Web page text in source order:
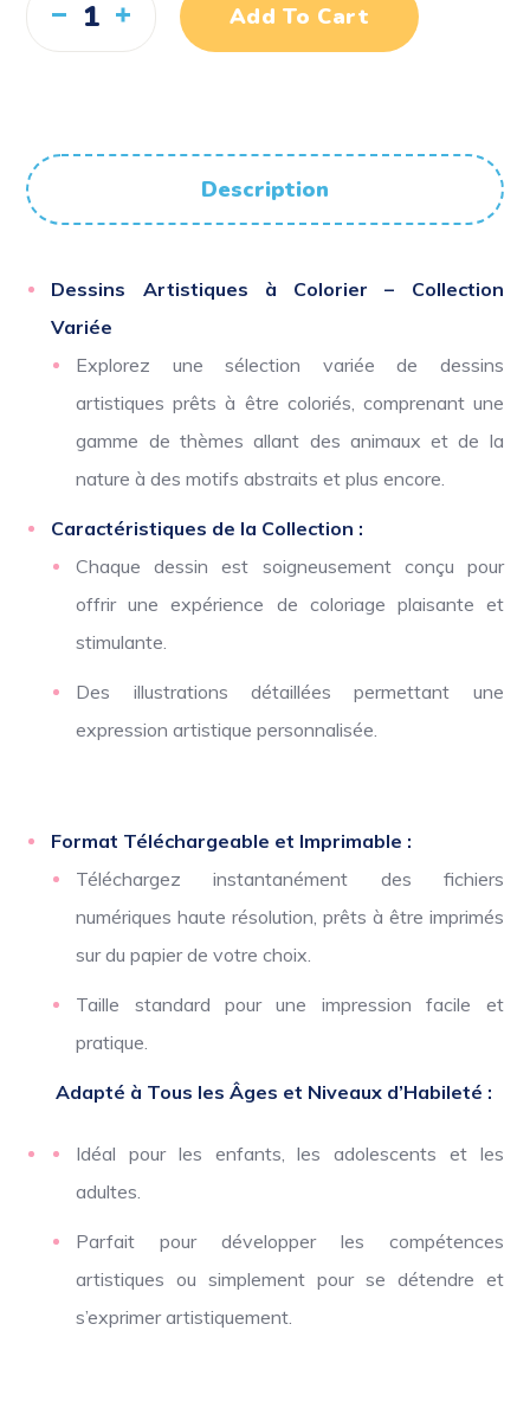
Add To Cart
Description
Dessins Artistiques à Colorier – Collection
Variée
Explorez une sélection variée de dessins
artistiques prêts à être coloriés, comprenant une
gamme de thèmes allant des animaux et de la
nature à des motifs abstraits et plus encore.
Caractéristiques de la Collection :
Chaque dessin est soigneusement conçu pour
offrir une expérience de coloriage plaisante et
stimulante.
Des illustrations détaillées permettant une
expression artistique personnalisée.
Format Téléchargeable et Imprimable :
Téléchargez instantanément des fichiers
numériques haute résolution, prêts à être imprimés
sur du papier de votre choix.
Taille standard pour une impression facile et
pratique.
Adapté à Tous les Âges et Niveaux d’Habileté :
Idéal pour les enfants, les adolescents et les
adultes.
Parfait pour développer les compétences
artistiques ou simplement pour se détendre et
s’exprimer artistiquement.